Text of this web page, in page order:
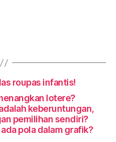
roupas infantis!
lotere?
keberuntungan,
pemilihan sendiri?
pola dalam grafik?